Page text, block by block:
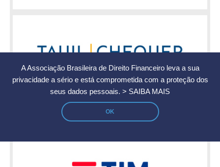
A Associação Brasileira de Direito Financeiro leva a sua
privacidade a sério e está comprometida com a proteção dos
seus dados pessoais. > SAIBA MAIS
OK